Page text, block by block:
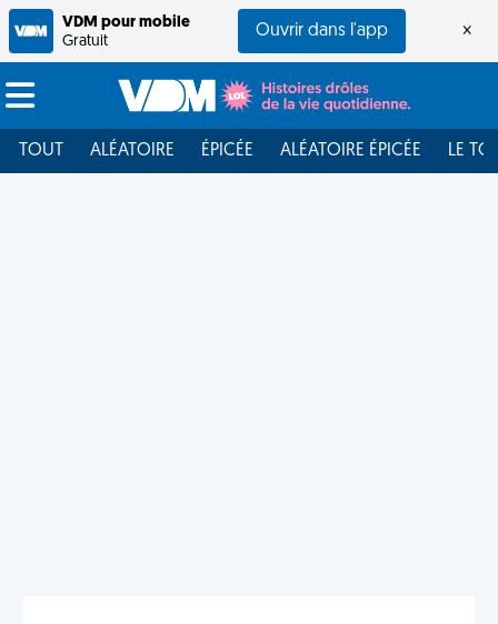
VDM pour mobile
Gratuit
Ouvrir dans l'app ×
TOUT ALÉATOIRE ÉPICÉE ALÉATOIRE ÉPICÉE LE